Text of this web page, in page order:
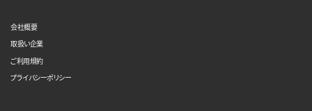
会社概要
取扱い企業
ご利用規約
プライバシーポリシー